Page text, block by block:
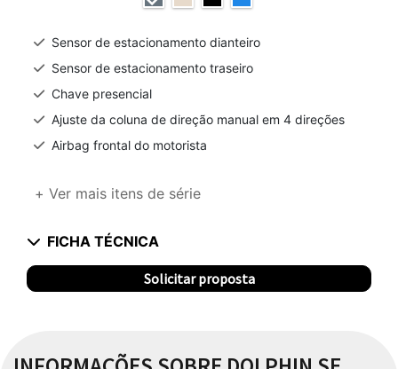
Sensor de estacionamento dianteiro
Sensor de estacionamento traseiro
Chave presencial
Ajuste da coluna de direção manual em 4 direções
Airbag frontal do motorista
+ Ver mais itens de série
FICHA TÉCNICA
Solicitar proposta